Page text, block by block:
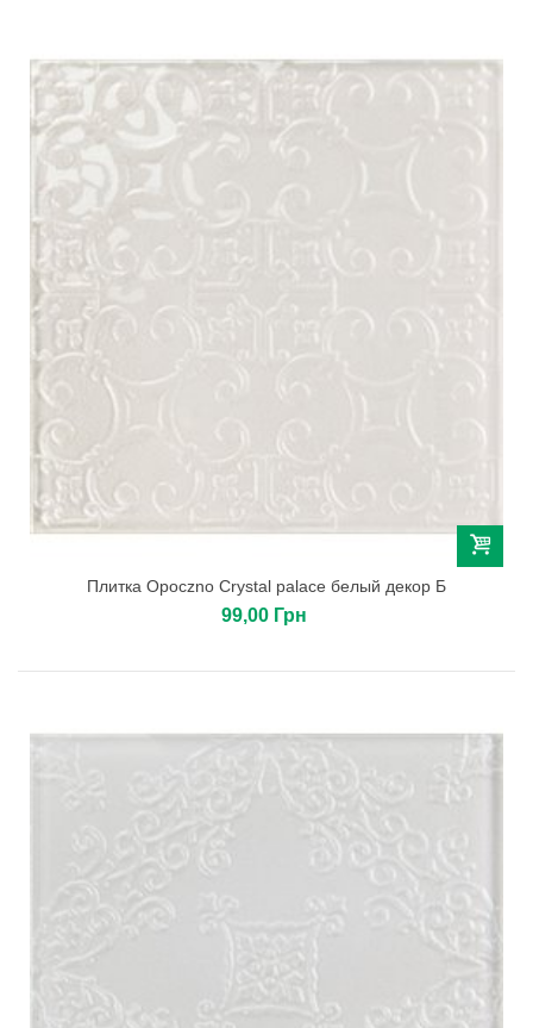
Плитка Opoczno Crystal palace белый декор Б
99,00 Грн